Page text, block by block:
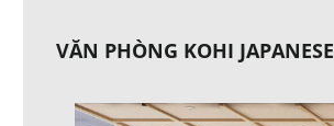
VĂN PHÒNG KOHI JAPANESE